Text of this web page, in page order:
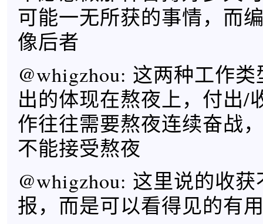
可能一无所获的事情，而
像后者
@whigzhou: 这两种工作
出的体现在熬夜上，付出/
作往往需要熬夜连续奋战
不能接受熬夜
@whigzhou: 这里说的收
报，而是可以看得见的有